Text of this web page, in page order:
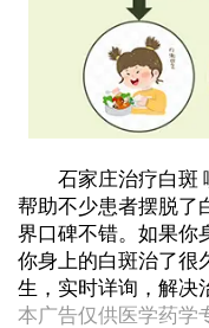
石家庄治疗白斑
帮助不少患者摆脱了
界口碑不错。如果你
你身上的白斑治了很
生，实时详询，解决
本广告仅供医学药学